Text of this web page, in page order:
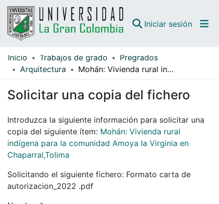
Iniciar sesión
Comunidades
Inicio Trabajos de grado
Pregrados
Arquitectura
Mohán: Vivienda rural indígena para la comunidad Amoya la Virginia en Chaparral,Tolima
Solicitar una copia del fichero
Introduzca la siguiente información para solicitar una
copia del siguiente ítem: Mohán: Vivienda rural
indígena para la comunidad Amoya la Virginia en
Chaparral,Tolima
Solicitando el siguiente fichero: Formato carta de
autorizacion_2022 .pdf